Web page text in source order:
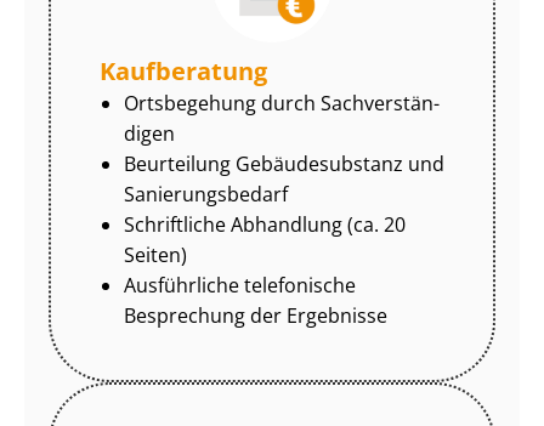
Kaufberatung
Ortsbegehung durch Sach­ver­stän­
di­gen
Beurteilung Gebäudesubstanz und
Sa­nie­rungs­be­darf
Schriftliche Abhandlung (ca. 20
Seiten)
Ausführliche telefonische
Besprechung der Ergebnisse